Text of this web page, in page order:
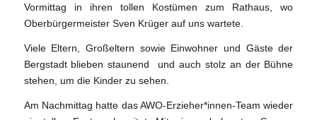
Vormittag in ihren tollen Kostümen zum Rathaus, wo
Oberbürgermeister Sven Krüger auf uns wartete.
Viele Eltern, Großeltern sowie Einwohner und Gäste der
Bergstadt blieben staunend und auch stolz an der Bühne
stehen, um die Kinder zu sehen.
Am Nachmittag hatte das AWO-Erzieher*innen-Team wieder